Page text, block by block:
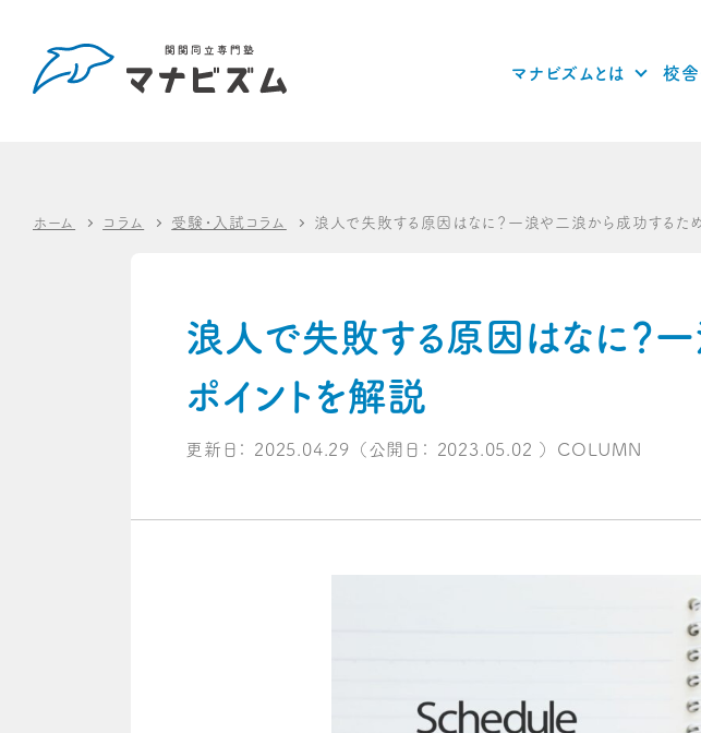
マナビズムとは 校
ホーム コラム 受験・入試コラム 浪人で失敗する原因はなに？一浪や二浪から成功するた
浪人で失敗する原因はなに？
ポイントを解説
更新日： 2025.04.29 （公開日： 2023.05.02 ） COLUMN